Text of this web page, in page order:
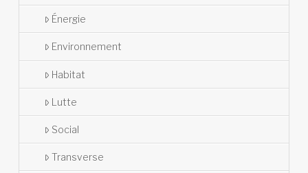
Énergie
Environnement
Habitat
Lutte
Social
Transverse